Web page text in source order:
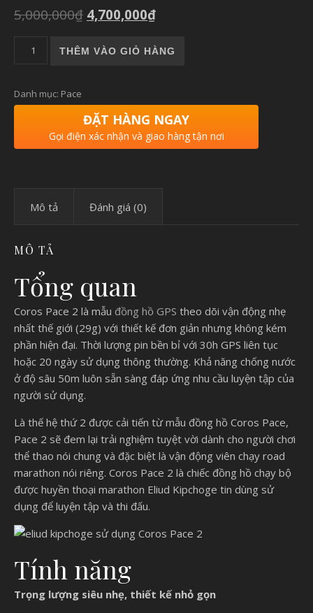
5,000,000₫ 4,700,000₫
COROS PACE 2 | ĐỒNG HỒ CHẠY BỘ, THỂ THAO GPS
THÊM VÀO GIỎ HÀNG
Danh mục: Pace
ĐẶT HÀNG NGAY
Gọi điện xác nhận và giao hàng tận nơi
Mô tả Đánh giá (0)
MÔ TẢ
Tổng quan
Coros Pace 2 là mẫu đồng hồ GPS theo dõi vận động nhẹ
nhất thế giới (29g) với thiết kế đơn giản nhưng không kém
phần hiện đại. Thời lượng pin bền bỉ với 30h GPS liên tục
hoặc 20 ngày sử dụng thông thường. Khả năng chống nước
ở độ sâu 50m luôn sẵn sàng đáp ứng nhu cầu luyện tập của
người sử dụng.
Là thế hệ thứ 2 được cải tiến từ mẫu đồng hồ Coros Pace,
Pace 2 sẽ đem lại trải nghiệm tuyệt vời dành cho người chơi
thể thao nói chung và đặc biệt là vận động viên chạy road
marathon nói riêng. Coros Pace 2 là chiếc đồng hồ chạy bộ
được huyền thoại marathon Eliud Kipchoge tin dùng sử
dụng để luyện tập và thi đấu.
Tính năng
Trọng lượng siêu nhẹ, thiết kế nhỏ gọn